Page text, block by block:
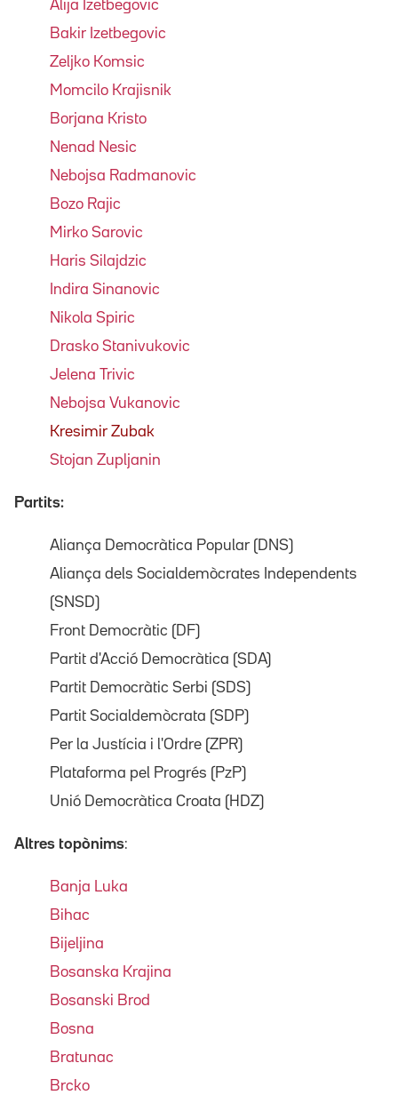
Alija Izetbegovic
Bakir Izetbegovic
Zeljko Komsic
Momcilo Krajisnik
Borjana Kristo
Nenad Nesic
Nebojsa Radmanovic
Bozo Rajic
Mirko Sarovic
Haris Silajdzic
Indira Sinanovic
Nikola Spiric
Drasko Stanivukovic
Jelena Trivic
Nebojsa Vukanovic
Kresimir Zubak
Stojan Zupljanin
Partits:
Aliança Democràtica Popular (DNS)
Aliança dels Socialdemòcrates Independents
(SNSD)
Front Democràtic (DF)
Partit d'Acció Democràtica (SDA)
Partit Democràtic Serbi (SDS)
Partit Socialdemòcrata (SDP)
Per la Justícia i l'Ordre (ZPR)
Plataforma pel Progrés (PzP)
Unió Democràtica Croata (HDZ)
Altres topònims:
Banja Luka
Bihac
Bijeljina
Bosanska Krajina
Bosanski Brod
Bosna
Bratunac
Brcko